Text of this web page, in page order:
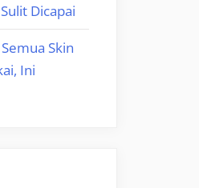
Dicapai
Skin
Ini